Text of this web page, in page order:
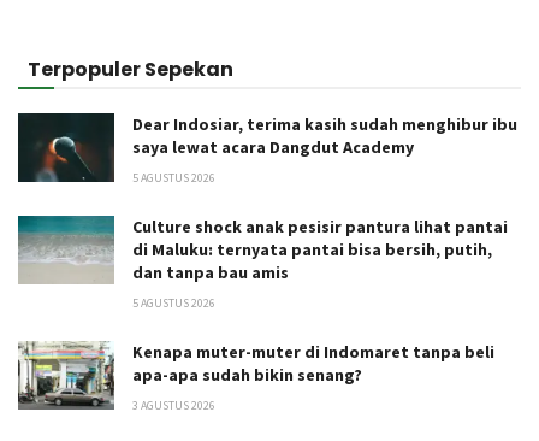
Terpopuler Sepekan
Dear Indosiar, terima kasih sudah menghibur ibu
saya lewat acara Dangdut Academy
5 AGUSTUS 2026
Culture shock anak pesisir pantura lihat pantai
di Maluku: ternyata pantai bisa bersih, putih,
dan tanpa bau amis
5 AGUSTUS 2026
Kenapa muter-muter di Indomaret tanpa beli
apa-apa sudah bikin senang?
3 AGUSTUS 2026